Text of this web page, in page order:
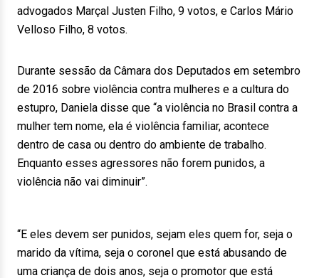
advogados Marçal Justen Filho, 9 votos, e Carlos Mário
Velloso Filho, 8 votos.
Durante sessão da Câmara dos Deputados em setembro
de 2016 sobre violência contra mulheres e a cultura do
estupro, Daniela disse que “a violência no Brasil contra a
mulher tem nome, ela é violência familiar, acontece
dentro de casa ou dentro do ambiente de trabalho.
Enquanto esses agressores não forem punidos, a
violência não vai diminuir”.
“E eles devem ser punidos, sejam eles quem for, seja o
marido da vítima, seja o coronel que está abusando de
uma criança de dois anos, seja o promotor que está